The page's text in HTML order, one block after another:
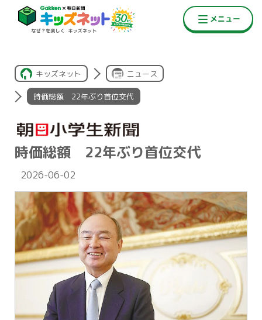
キッズネット ニュース
時価総額 22年ぶり首位交代
時価総額 22年ぶり首位交代
2026-06-02